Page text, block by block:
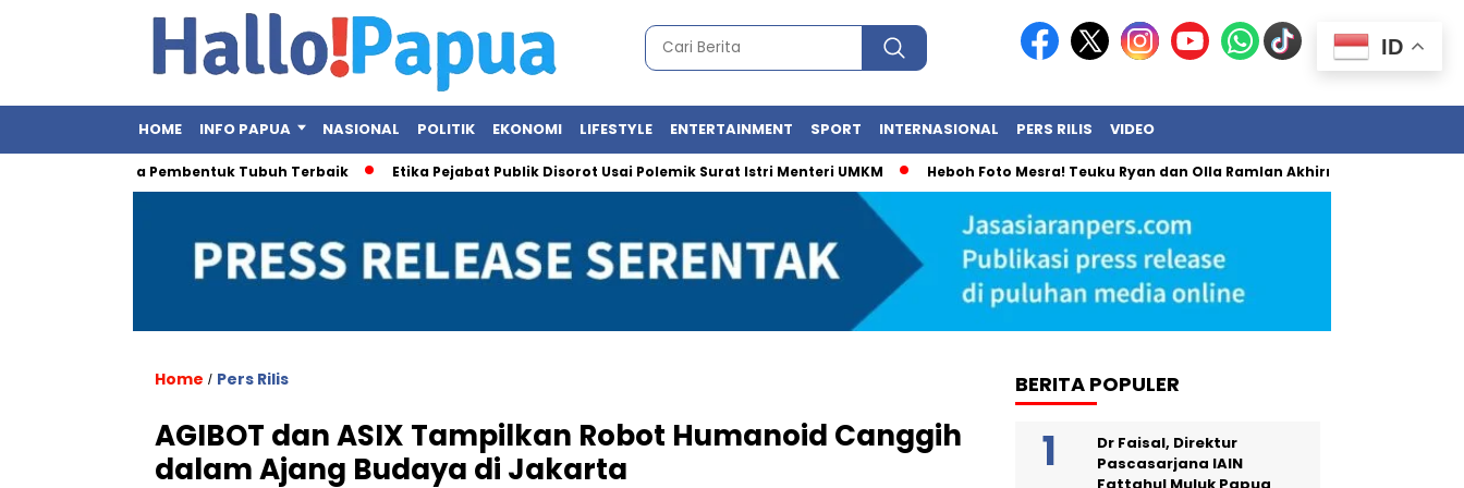
HOME INFO PAPUA NASIONAL POLITIK EKONOMI LIFESTYLE ENTERTAINMENT SPORT INTERNASIONAL PERS RILIS VIDEO
Pembentuk Tubuh Terbaik Etika Pejabat Publik Disorot Usai Polemik Surat Istri Menteri UMKM Heboh Foto Mesra! Teuku Ryan dan Olla Ramlan Akhirnya Angkat Bicara
Home / Pers Rilis
AGIBOT dan ASIX Tampilkan Robot Humanoid Canggih
dalam Ajang Budaya di Jakarta
BERITA POPULER
Dr Faisal, Direktur
Pascasarjana IAIN
ID